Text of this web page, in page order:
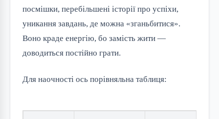
посмішки, перебільшені історії про успіхи,
уникання завдань, де можна «зганьбитися».
Воно краде енергію, бо замість жити —
доводиться постійно грати.
Для наочності ось порівняльна таблиця: